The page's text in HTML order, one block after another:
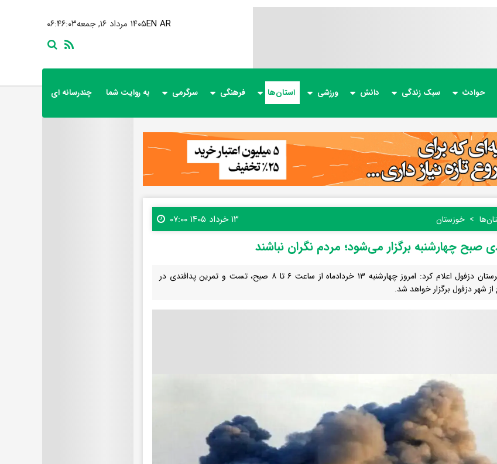
۰۶:۴۶:۰۵ ۱۴۰۵ مرداد ۱۶, جمعهEN AR
حوادث سبک زندگی دانش ورزشی استان‌ها فرهنگی سرگرمی به روایت شما چندرسانه ای
خوزستان ۱۳ خرداد ۱۴۰۵ ۰۷:۰۰
صبح چهارشنبه برگزار می‌شود؛ مردم نگران نباشند
فرمانداری شهرستان دزفول اعلام کرد: امروز چهارشنبه ۱۳ خردادماه از ساعت ۶ تا ۸ صبح، تست و تمرین پدافندی در
شهر دزفول برگزار خواهد شد.